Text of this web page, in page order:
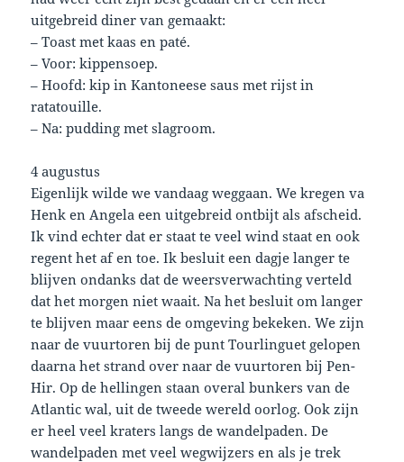
uitgebreid diner van gemaakt:
– Toast met kaas en paté.
– Voor: kippensoep.
– Hoofd: kip in Kantoneese saus met rijst in
ratatouille.
– Na: pudding met slagroom.
4 augustus
Eigenlijk wilde we vandaag weggaan. We kregen va
Henk en Angela een uitgebreid ontbijt als afscheid.
Ik vind echter dat er staat te veel wind staat en ook
regent het af en toe. Ik besluit een dagje langer te
blijven ondanks dat de weersverwachting verteld
dat het morgen niet waait. Na het besluit om langer
te blijven maar eens de omgeving bekeken. We zijn
naar de vuurtoren bij de punt Tourlinguet gelopen
daarna het strand over naar de vuurtoren bij Pen-
Hir. Op de hellingen staan overal bunkers van de
Atlantic wal, uit de tweede wereld oorlog. Ook zijn
er heel veel kraters langs de wandelpaden. De
wandelpaden met veel wegwijzers en als je trek